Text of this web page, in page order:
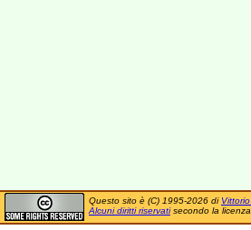
Questo sito è (C) 1995-2026 di
Alcuni diritti riservatisecondo la licenza